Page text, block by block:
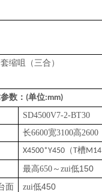
缩咀 （三合）
数： (单位:mm)
SD4500V7-2-BT30
长6600宽3100高2600
X4500*Y450 （T槽M14
最高650～zui低150
面 zui低450